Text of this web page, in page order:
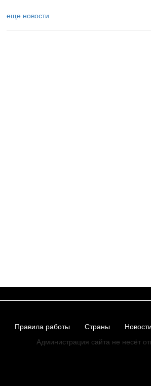
еще новости
Правила работы Страны Новости
Администрация сайта не несёт